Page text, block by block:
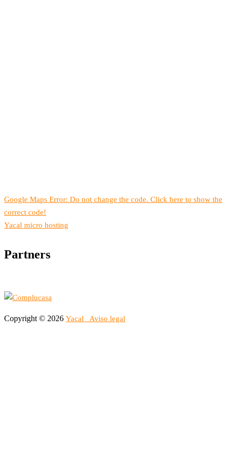
Google Maps Error: Do not change the code. Click here to show the
correct code!
Yacal micro hosting
Partners
Copyright © 2026 Yacal Aviso legal